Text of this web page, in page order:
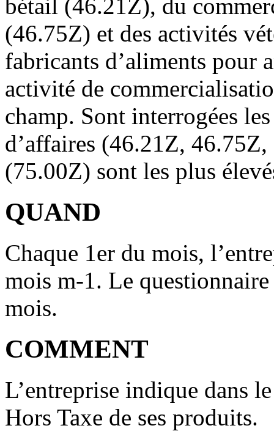
bétail (46.21Z), du
(46.75Z) et des activités
fabricants d’aliments pour
activité de
champ. Sont interrogées
d’affaires (46.21Z,
(75.00Z) sont les plus
QUAND
Chaque 1er du mois,
mois m-1. Le
mois.
COMMENT
L’entreprise indique dans
Hors Taxe de ses produits.